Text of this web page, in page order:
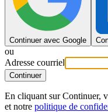
Continuer avec Google
ou
Adresse courriel
Continuer
En cliquant sur Continuer,
et notre politique de